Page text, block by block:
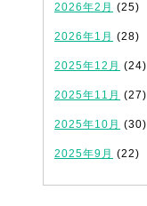
2026年2月 (25)
2026年1月 (28)
2025年12月 (24)
2025年11月 (27)
2025年10月 (30)
2025年9月 (22)